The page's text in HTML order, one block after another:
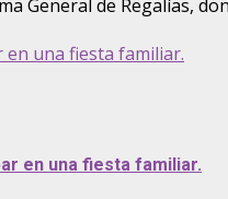
General de Regalías,
en una fiesta familiar.
en una fiesta familiar.